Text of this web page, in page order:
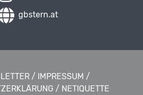
gbstern.at
/ IMPRESSUM /
/ NETIQUETTE